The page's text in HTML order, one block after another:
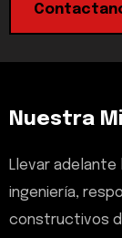
Nuestra
Llevar
ingeniería,
constructivos